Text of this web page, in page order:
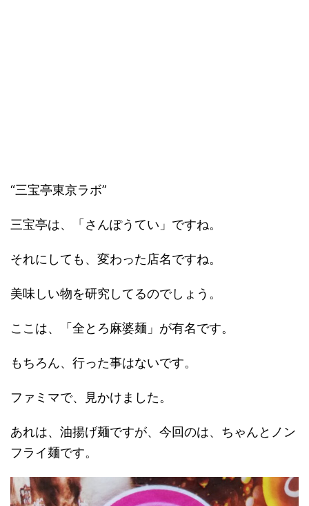
“三宝亭東京ラボ”
三宝亭は、「さんぽうてい」ですね。
それにしても、変わった店名ですね。
美味しい物を研究してるのでしょう。
ここは、「全とろ麻婆麺」が有名です。
もちろん、行った事はないです。
ファミマで、見かけました。
あれは、油揚げ麺ですが、今回のは、ちゃんとノン
フライ麺です。